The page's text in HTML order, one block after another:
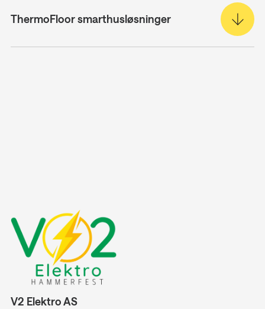
ThermoFloor smarthusløsninger
V2 Elektro AS